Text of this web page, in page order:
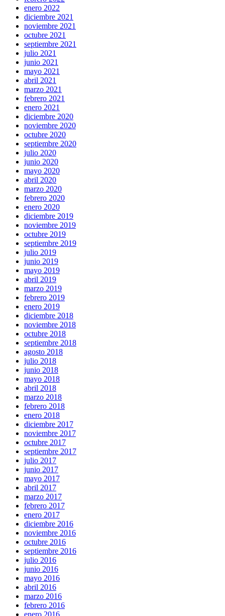
enero 2022
diciembre 2021
noviembre 2021
octubre 2021
septiembre 2021
julio 2021
junio 2021
mayo 2021
abril 2021
marzo 2021
febrero 2021
enero 2021
diciembre 2020
noviembre 2020
octubre 2020
septiembre 2020
julio 2020
junio 2020
mayo 2020
abril 2020
marzo 2020
febrero 2020
enero 2020
diciembre 2019
noviembre 2019
octubre 2019
septiembre 2019
julio 2019
junio 2019
mayo 2019
abril 2019
marzo 2019
febrero 2019
enero 2019
diciembre 2018
noviembre 2018
octubre 2018
septiembre 2018
agosto 2018
julio 2018
junio 2018
mayo 2018
abril 2018
marzo 2018
febrero 2018
enero 2018
diciembre 2017
noviembre 2017
octubre 2017
septiembre 2017
julio 2017
junio 2017
mayo 2017
abril 2017
marzo 2017
febrero 2017
enero 2017
diciembre 2016
noviembre 2016
octubre 2016
septiembre 2016
julio 2016
junio 2016
mayo 2016
abril 2016
marzo 2016
febrero 2016